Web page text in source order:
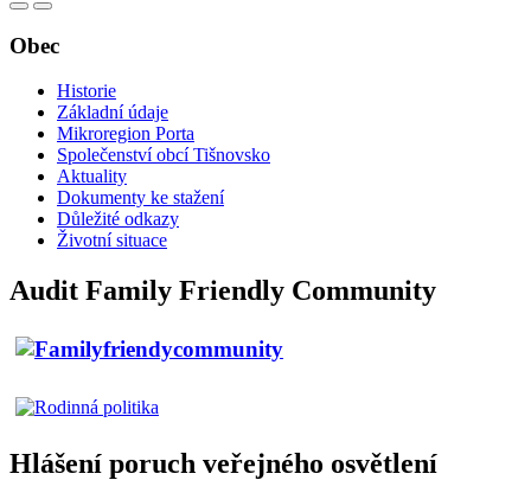
Obec
Historie
Základní údaje
Mikroregion Porta
Společenství obcí Tišnovsko
Aktuality
Dokumenty ke stažení
Důležité odkazy
Životní situace
Audit Family Friendly Community
Hlášení poruch veřejného osvětlení